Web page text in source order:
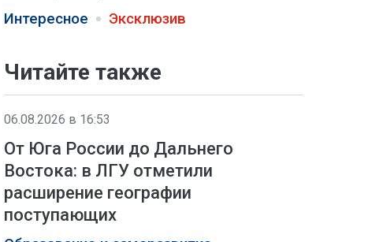
Интересное Эксклюзив
Читайте также
06.08.2026 в 16:53
От Юга России до Дальнего
Востока: в ЛГУ отметили
расширение географии
поступающих